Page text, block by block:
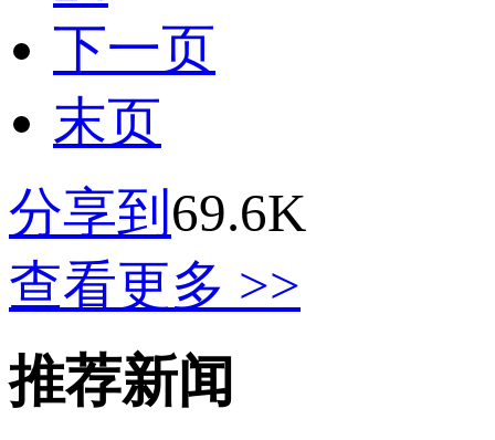
下一页
末页
分享到 69.6K
查看更多 >>
推荐新闻